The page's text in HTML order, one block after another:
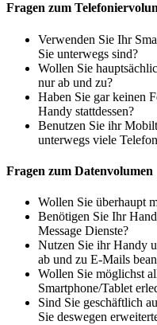
Fragen zum
Verwenden Sie Ihr
Sie unterwegs sind?
Wollen Sie
nur ab und zu?
Haben Sie gar keinen
Handy stattdessen?
Benutzen Sie ihr
unterwegs viele
Fragen zum Datenvolumen
Wollen Sie überhaupt
Benötigen Sie Ihr
Message Dienste?
Nutzen Sie ihr Handy
ab und zu E-Mails
Wollen Sie möglichst
Smartphone/Tablet
Sind Sie geschäftlich
Sie deswegen